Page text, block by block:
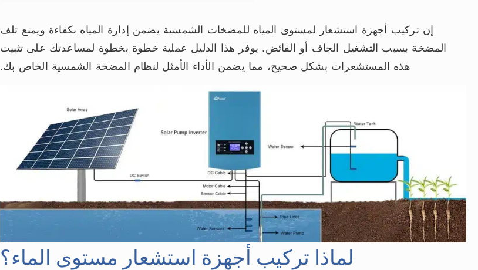
إن تركيب أجهزة استشعار لمستوى المياه للمضخات الشمسية يضمن إدارة المياه بكفاءة ويمنع تلف
المضخة بسبب التشغيل الجاف أو الفائض. يوفر هذا الدليل عملية خطوة بخطوة لمساعدتك على تثبيت
هذه المستشعرات بشكل صحيح، مما يضمن الأداء الأمثل لنظام المضخة الشمسية الخاص بك.
لماذا تركيب أجهزة استشعار مستوى الماء؟